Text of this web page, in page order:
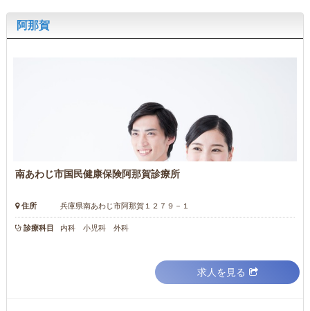
阿那賀
南あわじ市国民健康保険阿那賀診療所
住所 兵庫県南あわじ市阿那賀１２７９－１
診療科目 内科 小児科 外科
求人を見る